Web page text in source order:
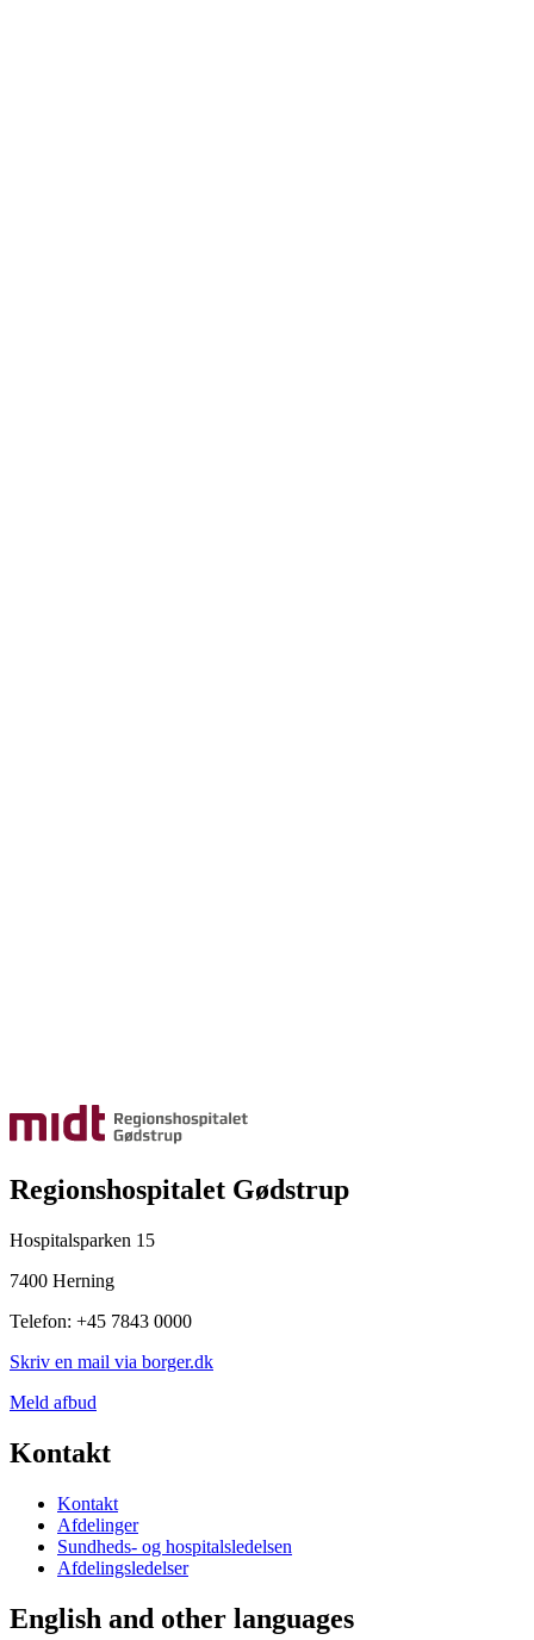
Regionshospitalet Gødstrup
Hospitalsparken 15
7400 Herning
Telefon: +45 7843 0000
Skriv en mail via borger.dk
Meld afbud
Kontakt
Kontakt
Afdelinger
Sundheds- og hospitalsledelsen
Afdelingsledelser
English and other languages